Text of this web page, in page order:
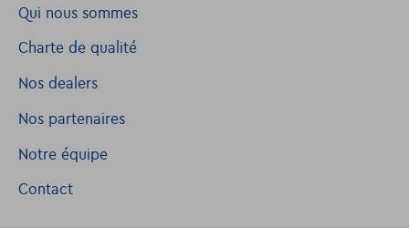
Qui nous sommes
Charte de qualité
Nos dealers
Nos partenaires
Notre équipe
Contact